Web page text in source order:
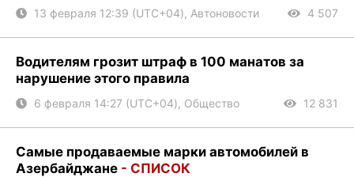
13 февраля 12:39 (UTC+04), Автоновости 4 507
Водителям грозит штраф в 100 манатов за
нарушение этого правила
6 февраля 14:27 (UTC+04), Общество 12 831
Самые продаваемые марки автомобилей в
Азербайджане - СПИСОК